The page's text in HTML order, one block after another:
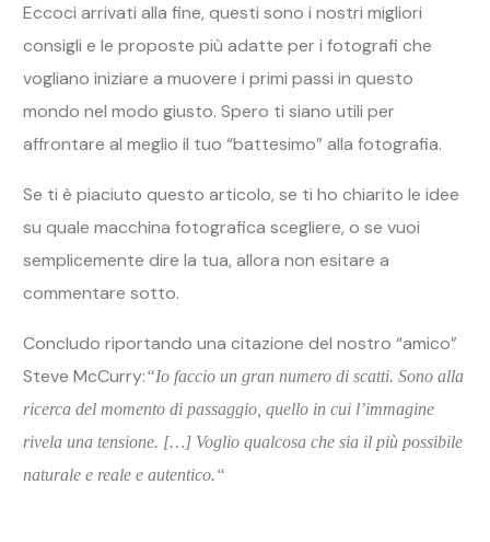
Eccoci arrivati alla fine, questi sono i nostri migliori
consigli e le proposte più adatte per i fotografi che
vogliano iniziare a muovere i primi passi in questo
mondo nel modo giusto. Spero ti siano utili per
affrontare al meglio il tuo “battesimo” alla fotografia.
Se ti è piaciuto questo articolo, se ti ho chiarito le idee
su quale macchina fotografica scegliere, o se vuoi
semplicemente dire la tua, allora non esitare a
commentare sotto.
Concludo riportando una citazione del nostro “amico”
Steve McCurry:“Io faccio un gran numero di scatti. Sono alla
ricerca del momento di passaggio, quello in cui l’immagine
rivela una tensione. […] Voglio qualcosa che sia il più possibile
naturale e reale e autentico.“